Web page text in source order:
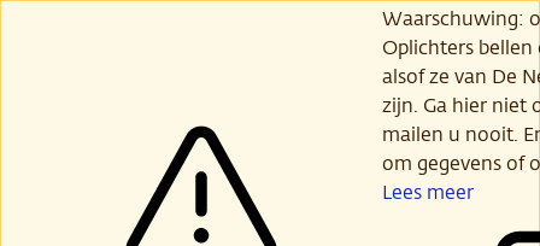
Waarschuwing:
Oplichters
alsof ze van De
zijn. Ga hier niet
mailen u nooit.
om gegevens of
Lees meer